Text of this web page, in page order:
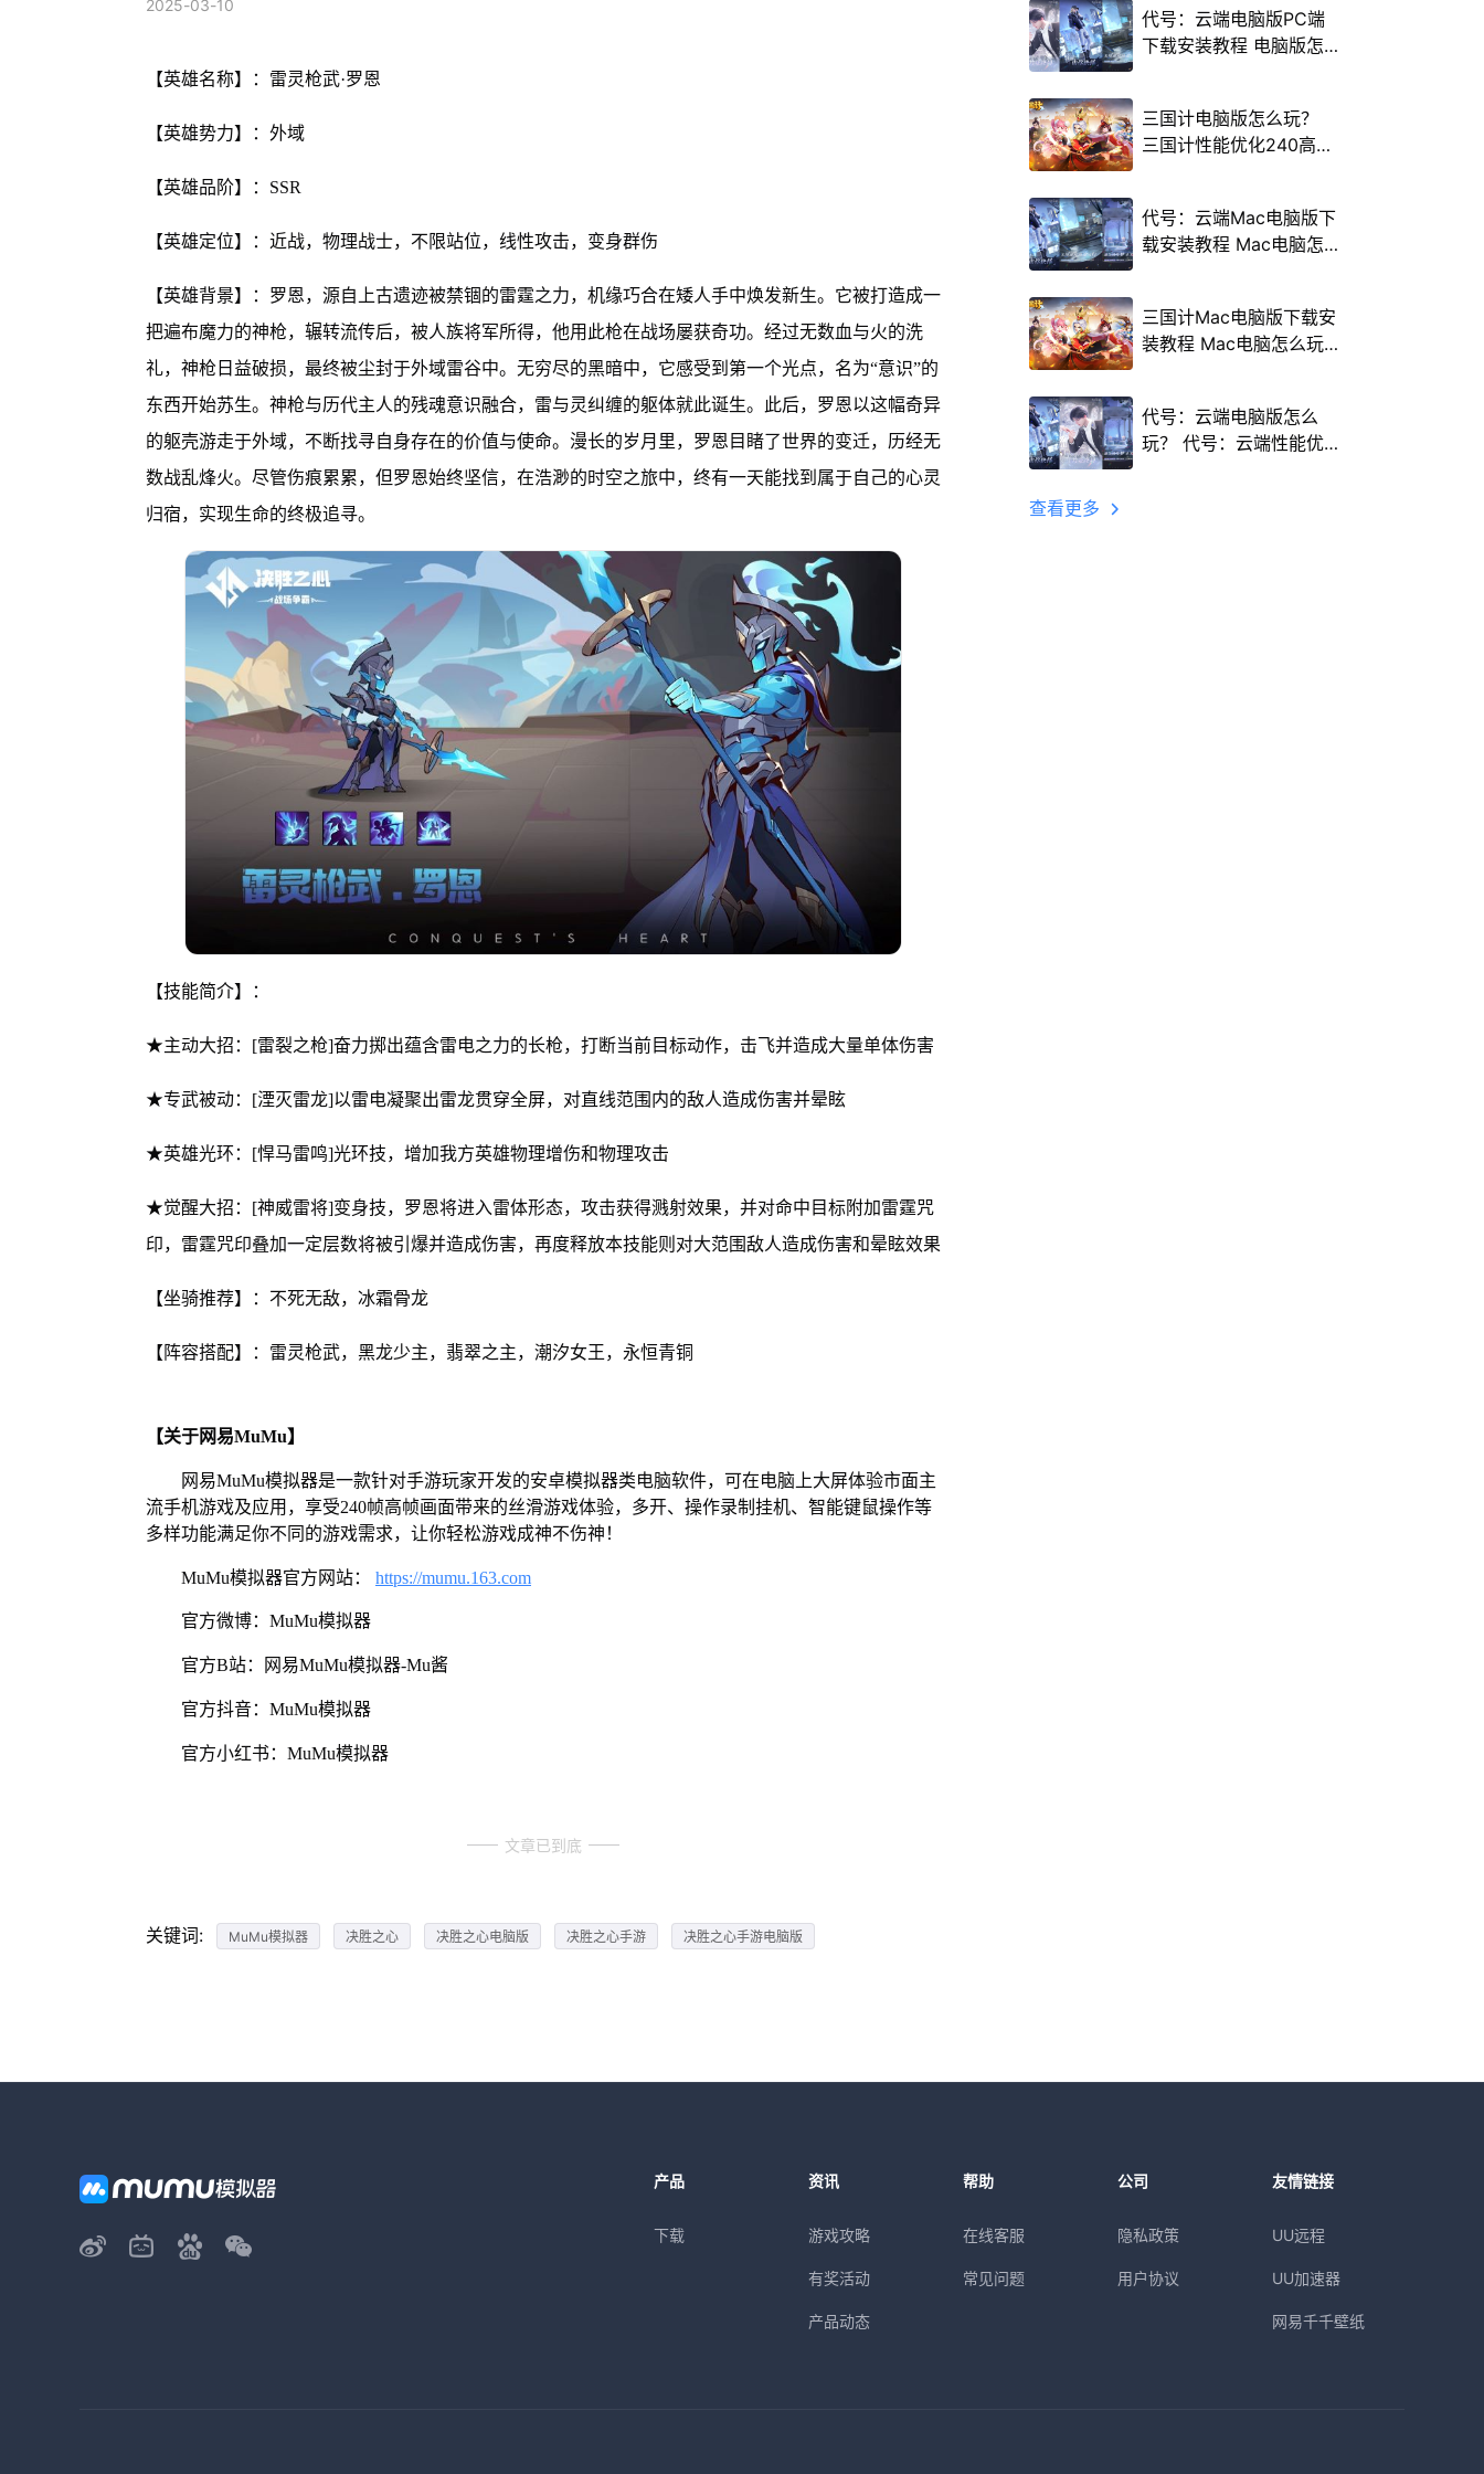
2025-03-10
【英雄名称】：雷灵枪武·罗恩
【英雄势力】：外域
【英雄品阶】：SSR
【英雄定位】：近战，物理战士，不限站位，线性攻击，变身群伤
【英雄背景】：罗恩，源自上古遗迹被禁锢的雷霆之力，机缘巧合在矮人手中焕发新生。它被打造成一
把遍布魔力的神枪，辗转流传后，被人族将军所得，他用此枪在战场屡获奇功。经过无数血与火的洗
礼，神枪日益破损，最终被尘封于外域雷谷中。无穷尽的黑暗中，它感受到第一个光点，名为“意识”的
东西开始苏生。神枪与历代主人的残魂意识融合，雷与灵纠缠的躯体就此诞生。此后，罗恩以这幅奇异
的躯壳游走于外域，不断找寻自身存在的价值与使命。漫长的岁月里，罗恩目睹了世界的变迁，历经无
数战乱烽火。尽管伤痕累累，但罗恩始终坚信，在浩渺的时空之旅中，终有一天能找到属于自己的心灵
归宿，实现生命的终极追寻。
【技能简介】：
★主动大招：[雷裂之枪]奋力掷出蕴含雷电之力的长枪，打断当前目标动作，击飞并造成大量单体伤害
★专武被动：[湮灭雷龙]以雷电凝聚出雷龙贯穿全屏，对直线范围内的敌人造成伤害并晕眩
★英雄光环：[悍马雷鸣]光环技，增加我方英雄物理增伤和物理攻击
★觉醒大招：[神威雷将]变身技，罗恩将进入雷体形态，攻击获得溅射效果，并对命中目标附加雷霆咒
印，雷霆咒印叠加一定层数将被引爆并造成伤害，再度释放本技能则对大范围敌人造成伤害和晕眩效果
【坐骑推荐】：不死无敌，冰霜骨龙
【阵容搭配】：雷灵枪武，黑龙少主，翡翠之主，潮汐女王，永恒青铜
【关于网易MuMu】
网易MuMu模拟器是一款针对手游玩家开发的安卓模拟器类电脑软件，可在电脑上大屏体验市面主
流手机游戏及应用，享受240帧高帧画面带来的丝滑游戏体验，多开、操作录制挂机、智能键鼠操作等
多样功能满足你不同的游戏需求，让你轻松游戏成神不伤神！
MuMu模拟器官方网站： https://mumu.163.com
官方微博：MuMu模拟器
官方B站：网易MuMu模拟器-Mu酱
官方抖音：MuMu模拟器
官方小红书：MuMu模拟器
文章已到底
关键词: MuMu模拟器 决胜之心 决胜之心电脑版 决胜之心手游 决胜之心手游电脑版
代号：云端电脑版PC端
下载安装教程 电脑版怎
三国计电脑版怎么玩？
三国计性能优化240高帧
代号：云端Mac电脑版下
载安装教程 Mac电脑怎
三国计Mac电脑版下载安
装教程 Mac电脑怎么玩
代号：云端电脑版怎么
玩？ 代号：云端性能优
查看更多
产品
下载
资讯
游戏攻略
有奖活动
产品动态
帮助
在线客服
常见问题
公司
隐私政策
用户协议
友情链接
UU远程
UU加速器
网易千千壁纸